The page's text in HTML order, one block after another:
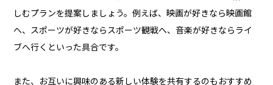
しむプランを提案しましょう。例えば、映画が好きなら映画館
へ、スポーツが好きならスポーツ観戦へ、音楽が好きならライ
ブへ行くといった具合です。
また、お互いに興味のある新しい体験を共有するのもおすすめ